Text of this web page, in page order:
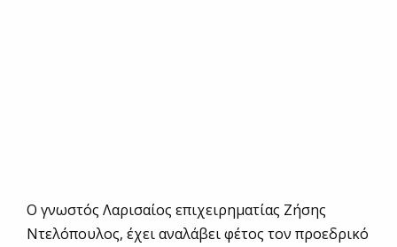
Ο γνωστός Λαρισαίος επιχειρηματίας Ζήσης
Ντελόπουλος, έχει αναλάβει φέτος τον προεδρικό